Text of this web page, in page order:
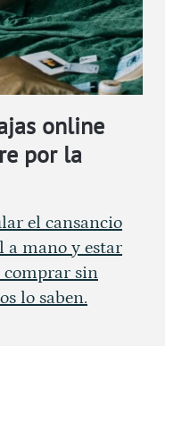
online
por la
el cansancio
a mano y estar
comprar sin
lo saben.